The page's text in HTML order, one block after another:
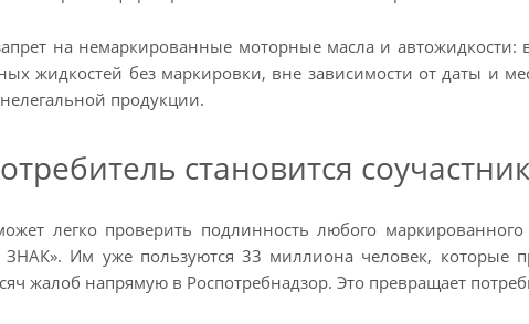
на немаркированные моторные масла и
жидкостей без маркировки, вне зависимости от даты и
продукции.
становится
легко проверить подлинность любого
ЗНАК». Им уже пользуются 33 миллиона человек,
жалоб напрямую в Роспотребнадзор. Это превращает